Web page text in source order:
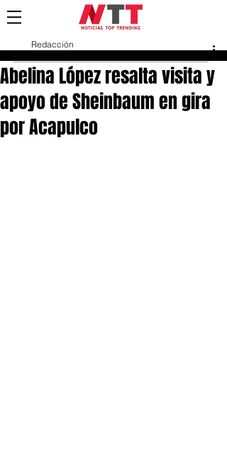
Abelina López resalta visita y
apoyo de Sheinbaum en gira
por Acapulco
Redacción